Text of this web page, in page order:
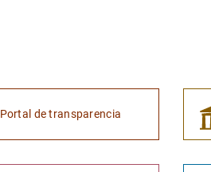
Portal de transparencia